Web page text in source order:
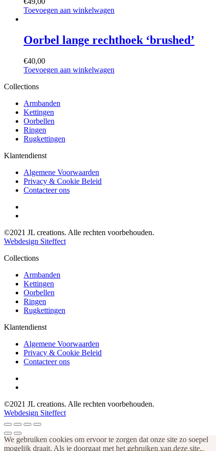
Toevoegen aan winkelwagen
lange
rechthoek
Oorbel lange rechthoek ‘brushed’
€40,00
Toevoegen aan winkelwagen
Collections
Armbanden
Kettingen
Oorbellen
Ringen
Rugkettingen
Klantendienst
Algemene Voorwaarden
Privacy & Cookie Beleid
Contacteer ons
©2021 JL creations. Alle rechten voorbehouden.
Webdesign Siteffect
Collections
Armbanden
Kettingen
Oorbellen
Ringen
Rugkettingen
Klantendienst
Algemene Voorwaarden
Privacy & Cookie Beleid
Contacteer ons
©2021 JL creations. Alle rechten voorbehouden.
Webdesign Siteffect
We gebruiken cookies om ervoor te zorgen dat onze site zo soepel
mogelijk draait. Als je doorgaat met het gebruiken van deze site,